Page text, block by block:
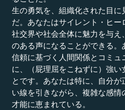
生の勇気を、組織化された目に
だ。あなたはサイレント・ヒー
社交界や社会全体に魅力を与え
のある声になることができる。
信頼に基づく人間関係とコミュ
に、（屁理屈をこねずに）強い
とです。あなたは特に、自分が
い線を引きながら、複雑な感情
才能に恵まれている。